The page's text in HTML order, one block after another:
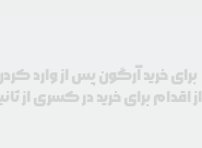
برای خرید آرگون پس از وارد
از اقدام برای خرید در کسری از